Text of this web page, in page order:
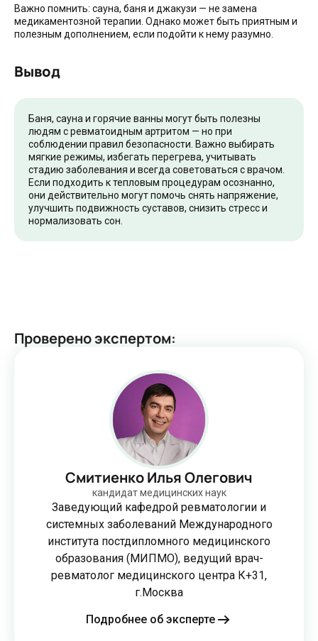
Важно помнить: сауна, баня и джакузи — не замена
медикаментозной терапии. Однако может быть приятным и
полезным дополнением, если подойти к нему разумно.
Вывод
Баня, сауна и горячие ванны могут быть полезны
людям с ревматоидным артритом — но при
соблюдении правил безопасности. Важно выбирать
мягкие режимы, избегать перегрева, учитывать
стадию заболевания и всегда советоваться с врачом.
Если подходить к тепловым процедурам осознанно,
они действительно могут помочь снять напряжение,
улучшить подвижность суставов, снизить стресс и
нормализовать сон.
Проверено экспертом:
Смитиенко Илья Олегович
кандидат медицинских наук
Заведующий кафедрой ревматологии и
системных заболеваний Международного
института постдипломного медицинского
образования (МИПМО), ведущий врач-
ревматолог медицинского центра К+31,
г.Москва
Подробнее об эксперте